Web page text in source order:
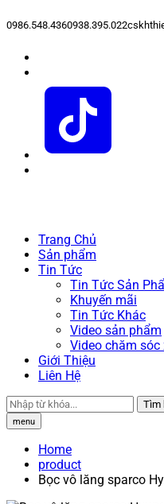
0986.548.4360938.395.022
Trang Chủ
Sản phẩm
Tin Tức
Tin Tức Sản
Khuyến mãi
Tin Tức Khác
Video sản phẩm
Video chăm sóc
Giới Thiệu
Liên Hệ
Tìm
menu
Home
product
Bọc vô lăng sparco